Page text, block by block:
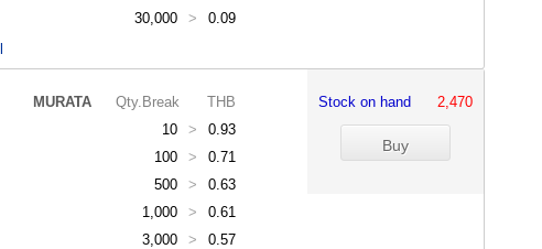
30,000
> 0.09
MURATA
Qty.Break
THB
10
>
0.93
100
>
0.71
500
>
0.63
1,000
>
0.61
3,000
>
0.57
Stock on hand 2,470